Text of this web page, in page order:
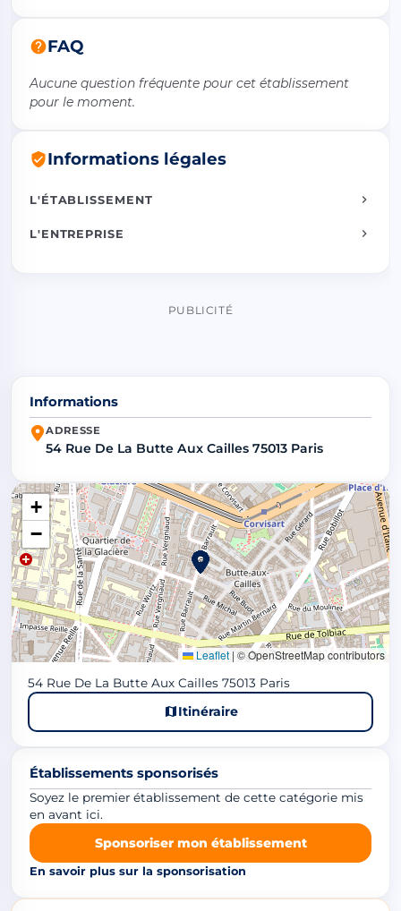
FAQ
Aucune question fréquente pour cet établissement
pour le moment.
Informations légales
L'ÉTABLISSEMENT
L'ENTREPRISE
PUBLICITÉ
Informations
ADRESSE
54 Rue De La Butte Aux Cailles 75013 Paris
+
−
Leaflet | © OpenStreetMap contributors
54 Rue De La Butte Aux Cailles 75013 Paris
Itinéraire
Établissements sponsorisés
Soyez le premier établissement de cette catégorie mis
en avant ici.
Sponsoriser mon établissement
En savoir plus sur la sponsorisation